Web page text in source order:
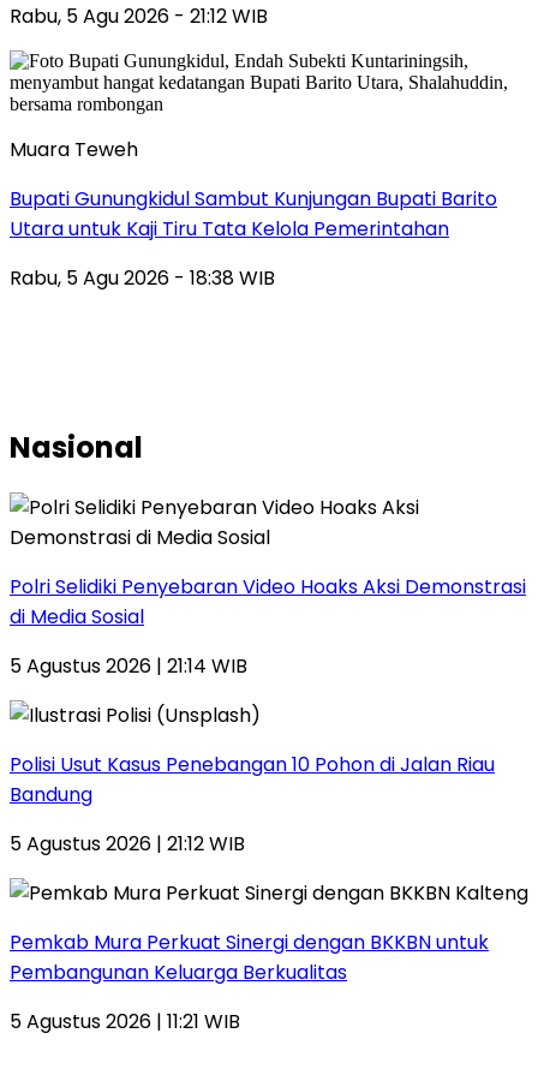
Rabu, 5 Agu 2026 - 21:12 WIB
Muara Teweh
Bupati Gunungkidul Sambut Kunjungan Bupati Barito
Utara untuk Kaji Tiru Tata Kelola Pemerintahan
Rabu, 5 Agu 2026 - 18:38 WIB
Nasional
Polri Selidiki Penyebaran Video Hoaks Aksi Demonstrasi
di Media Sosial
5 Agustus 2026 | 21:14 WIB
Polisi Usut Kasus Penebangan 10 Pohon di Jalan Riau
Bandung
5 Agustus 2026 | 21:12 WIB
Pemkab Mura Perkuat Sinergi dengan BKKBN untuk
Pembangunan Keluarga Berkualitas
5 Agustus 2026 | 11:21 WIB